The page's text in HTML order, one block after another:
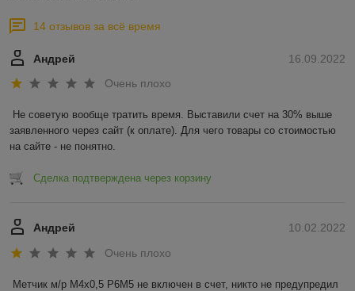
14 отзывов за всё время
16.09.2022
Андрей
Очень плохо
Не советую вообще тратить время. Выставили счет на 30% выше
заявленного через сайт (к оплате). Для чего товары со стоимостью
на сайте - не понятно.
Сделка подтверждена через корзину
10.02.2022
Андрей
Очень плохо
Метчик м/р М4х0,5 Р6М5 не включен в счет, никто не предупредил